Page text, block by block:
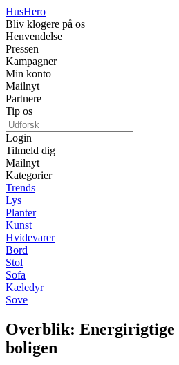
HusHero
Bliv klogere på os
Henvendelse
Pressen
Kampagner
Min konto
Mailnyt
Partnere
Tip os
Login
Tilmeld dig
Mailnyt
Kategorier
Trends
Lys
Planter
Kunst
Hvidevarer
Bord
Stol
Sofa
Kæledyr
Sove
Overblik: Energirigtige
boligen